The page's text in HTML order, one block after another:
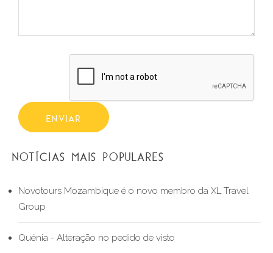
ENVIAR
NOTÍCIAS MAIS POPULARES
Novotours Mozambique é o novo membro da XL Travel
Group
Quénia - Alteração no pedido de visto